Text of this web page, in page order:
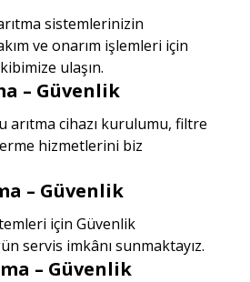
sistemlerinizin
ve onarım işlemleri için
ulaşın.
– Güvenlik
arıtma cihazı kurulumu, filtre
hizmetlerini biz
– Güvenlik
için Güvenlik
servis imkânı sunmaktayız.
– Güvenlik